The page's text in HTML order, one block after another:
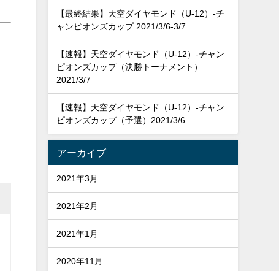
【最終結果】天空ダイヤモンド（U-12）-チ
ャンピオンズカップ 2021/3/6-3/7
【速報】天空ダイヤモンド（U-12）-チャン
ピオンズカップ（決勝トーナメント）
2021/3/7
【速報】天空ダイヤモンド（U-12）-チャン
ピオンズカップ（予選）2021/3/6
アーカイブ
2021年3月
2021年2月
2021年1月
2020年11月